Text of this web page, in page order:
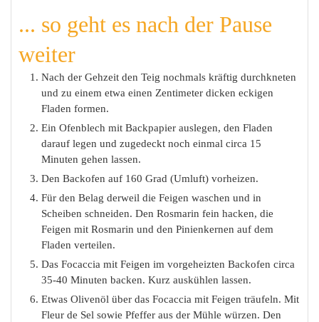
... so geht es nach der Pause
weiter
Nach der Gehzeit den Teig nochmals kräftig durchkneten
und zu einem etwa einen Zentimeter dicken eckigen
Fladen formen.
Ein Ofenblech mit Backpapier auslegen, den Fladen
darauf legen und zugedeckt noch einmal circa 15
Minuten gehen lassen.
Den Backofen auf 160 Grad (Umluft) vorheizen.
Für den Belag derweil die Feigen waschen und in
Scheiben schneiden. Den Rosmarin fein hacken, die
Feigen mit Rosmarin und den Pinienkernen auf dem
Fladen verteilen.
Das Focaccia mit Feigen im vorgeheizten Backofen circa
35-40 Minuten backen. Kurz auskühlen lassen.
Etwas Olivenöl über das Focaccia mit Feigen träufeln. Mit
Fleur de Sel sowie Pfeffer aus der Mühle würzen. Den